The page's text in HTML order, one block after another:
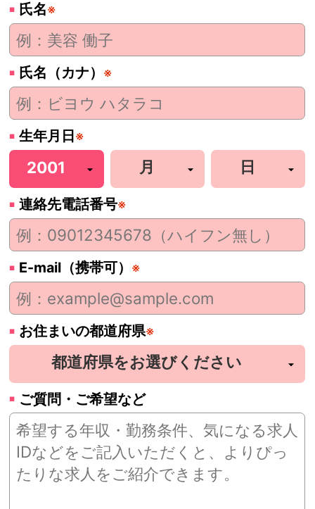
氏名※
氏名（カナ） ※
生年月日 ※
連絡先電話番号※
E-mail（携帯可） ※
お住まいの都道府県※
ご質問・ご希望など